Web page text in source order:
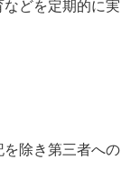
どを定期的に実
を除き第三者への